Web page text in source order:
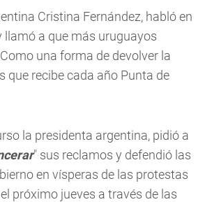
Cristina Fernández, habló en
llamó a que más uruguayos
una forma de devolver la
que recibe cada año Punta de
la presidenta argentina, pidió a
" sus reclamos y defendió las
en vísperas de las protestas
próximo jueves a través de las